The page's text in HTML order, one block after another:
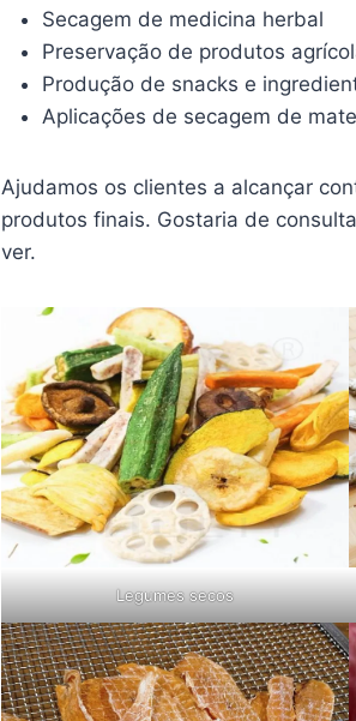
Secagem de medicina herbal
Preservação de produtos
Produção de snacks e
Aplicações de secagem de
Ajudamos os clientes a alcançar
produtos finais. Gostaria de
ver.
Legumes secos